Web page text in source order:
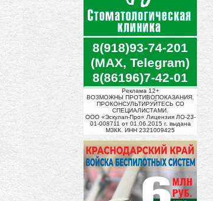
8(918)93-74-201
(MAX, Telegram)
8(86196)7-42-01
Реклама 12+
ВОЗМОЖНЫ ПРОТИВОПОКАЗАНИЯ.
ПРОКОНСУЛЬТИРУЙТЕСЬ СО
СПЕЦИАЛИСТАМИ.
ООО «Эскулап-Про» Лицензия ЛО-23-
01-008711 от 01.06.2015 г. выдана
МЗКК. ИНН 2321009425